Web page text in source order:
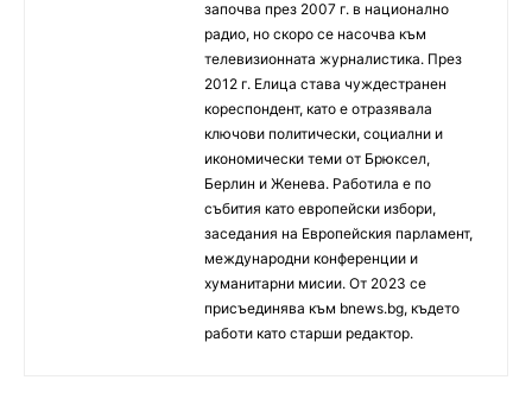
започва през 2007 г. в национално
радио, но скоро се насочва към
телевизионната журналистика. През
2012 г. Елица става чуждестранен
кореспондент, като е отразявала
ключови политически, социални и
икономически теми от Брюксел,
Берлин и Женева. Работила е по
събития като европейски избори,
заседания на Европейския парламент,
международни конференции и
хуманитарни мисии. От 2023 се
присъединява към bnews.bg, където
работи като старши редактор.